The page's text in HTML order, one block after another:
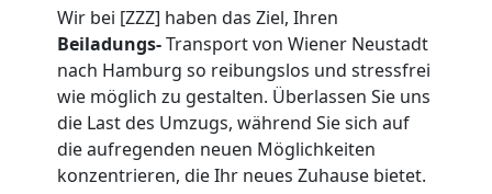
Wir bei [ZZZ] haben das Ziel, Ihren
Beiladungs-Transport von Wiener Neustadt
nach Hamburg so reibungslos und stressfrei
wie möglich zu gestalten. Überlassen Sie uns
die Last des Umzugs, während Sie sich auf
die aufregenden neuen Möglichkeiten
konzentrieren, die Ihr neues Zuhause bietet.
Neustadt
Mini